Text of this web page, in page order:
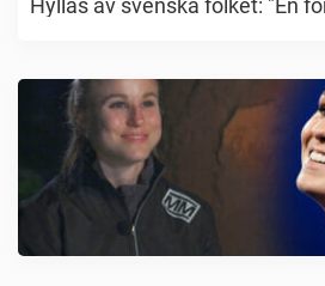
Hyllas av svenska folket: "En